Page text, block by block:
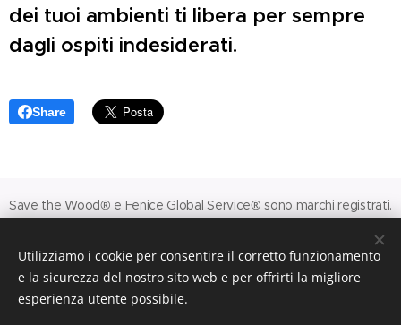
dei tuoi ambienti ti libera per sempre
dagli ospiti indesiderati.
Share
Save the Wood® e Fenice Global Service® sono marchi registrati.
© 2026 FGS Srl - Via Filippo Bernardini 30 - 00165 Roma
Codice Fiscale e Partita Iva n. 15951551009.
Utilizziamo i cookie per consentire il corretto funzionamento
e la sicurezza del nostro sito web e per offrirti la migliore
esperienza utente possibile.